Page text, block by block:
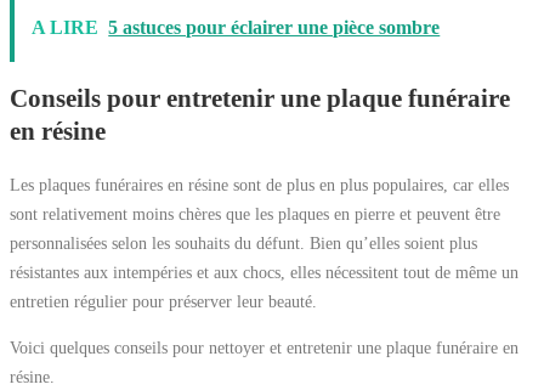
A LIRE 5 astuces pour éclairer une pièce sombre
Conseils pour entretenir une plaque funéraire
en résine
Les plaques funéraires en résine sont de plus en plus populaires, car elles
sont relativement moins chères que les plaques en pierre et peuvent être
personnalisées selon les souhaits du défunt. Bien qu’elles soient plus
résistantes aux intempéries et aux chocs, elles nécessitent tout de même un
entretien régulier pour préserver leur beauté.
Voici quelques conseils pour nettoyer et entretenir une plaque funéraire en
résine.